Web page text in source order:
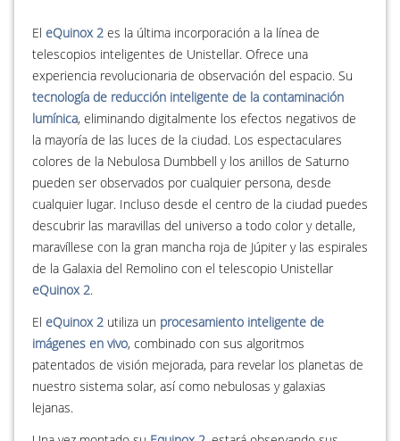
El eQuinox 2 es la última incorporación a la línea de
telescopios inteligentes de Unistellar. Ofrece una
experiencia revolucionaria de observación del espacio. Su
tecnología de reducción inteligente de la contaminación
lumínica, eliminando digitalmente los efectos negativos de
la mayoría de las luces de la ciudad. Los espectaculares
colores de la Nebulosa Dumbbell y los anillos de Saturno
pueden ser observados por cualquier persona, desde
cualquier lugar. Incluso desde el centro de la ciudad puedes
descubrir las maravillas del universo a todo color y detalle,
maravíllese con la gran mancha roja de Júpiter y las espirales
de la Galaxia del Remolino con el telescopio Unistellar
eQuinox 2.
El eQuinox 2 utiliza un procesamiento inteligente de
imágenes en vivo, combinado con sus algoritmos
patentados de visión mejorada, para revelar los planetas de
nuestro sistema solar, así como nebulosas y galaxias
lejanas.